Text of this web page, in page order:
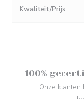
Kwaliteit/Prijs
100%
Onze klanten